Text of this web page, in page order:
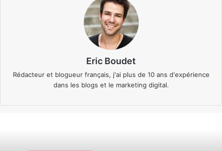
Eric Boudet
Rédacteur et blogueur français, j'ai plus de 10 ans d'expérience
dans les blogs et le marketing digital.